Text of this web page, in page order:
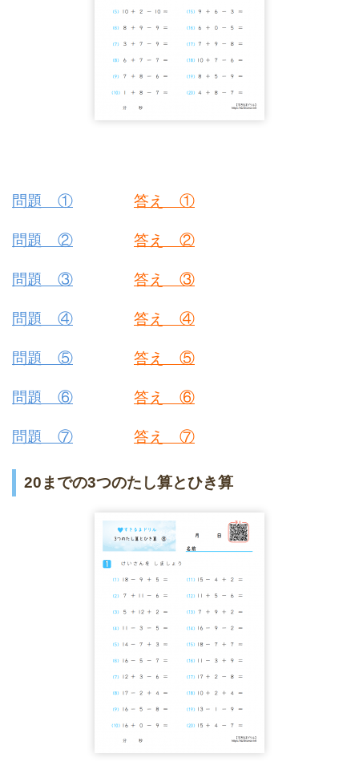
問題 ① 答え ①
問題 ② 答え ②
問題 ③ 答え ③
問題 ④ 答え ④
問題 ⑤ 答え ⑤
問題 ⑥ 答え ⑥
問題 ⑦ 答え ⑦
20までの3つのたし算とひき算